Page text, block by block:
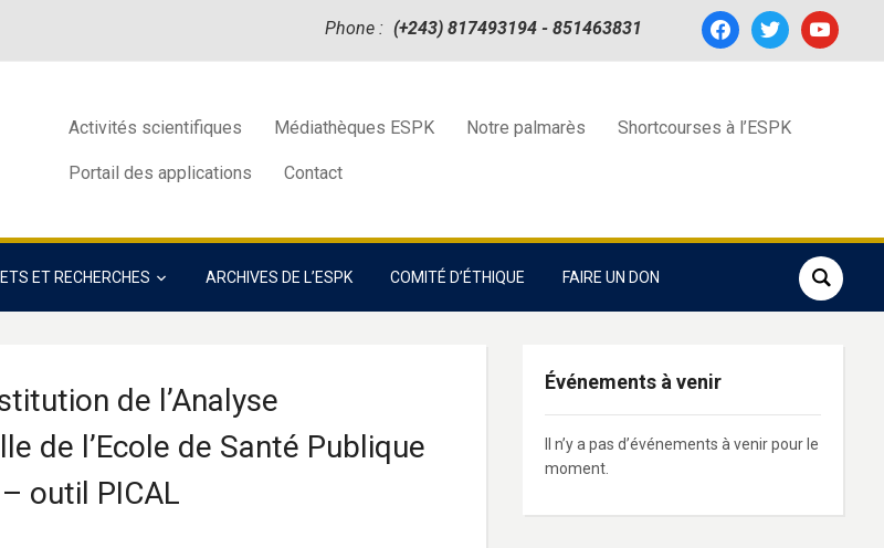
facebooktwitter youtube
Phone : (+243) 817493194 - 851463831
Activités scientifiques Médiathèques ESPK Notre palmarès Shortcourses à l’ESPK
Portail des applications Contact
ET RECHERCHES ARCHIVES DE L’ESPK COMITÉ D’ÉTHIQUE FAIRE UN DON
de l’Analyse
de l’Ecole de Santé Publique
outil PICAL
Événements à venir
Il n’y a pas d’événements à venir pour le
moment.